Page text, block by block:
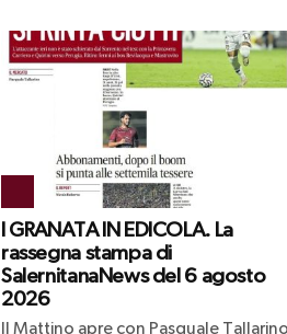
I GRANATA IN EDICOLA. La
rassegna stampa di
SalernitanaNews del 6 agosto
2026
Il Mattino apre con Pasquale